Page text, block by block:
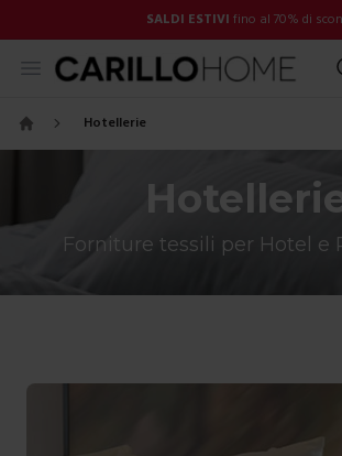
SALDI ESTIVI fino al 70% di
Open menu
Hotellerie
Forniture tessili per Hotel e